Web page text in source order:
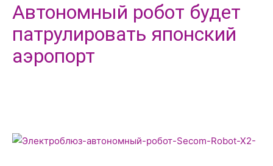
Автономный робот будет
патрулировать японский
аэропорт